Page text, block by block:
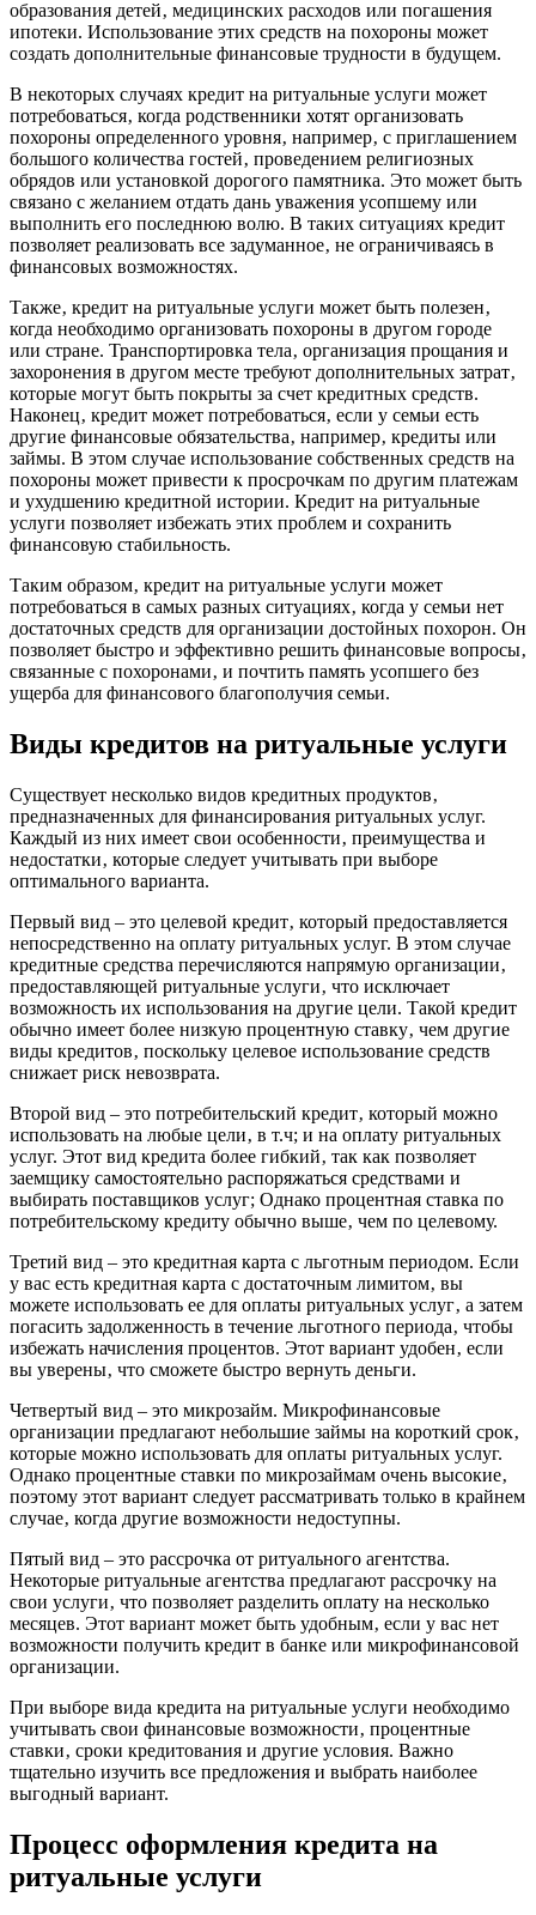
образования детей‚ медицинских расходов или погашения
ипотеки. Использование этих средств на похороны может
создать дополнительные финансовые трудности в будущем.
В некоторых случаях кредит на ритуальные услуги может
потребоваться‚ когда родственники хотят организовать
похороны определенного уровня‚ например‚ с приглашением
большого количества гостей‚ проведением религиозных
обрядов или установкой дорогого памятника. Это может быть
связано с желанием отдать дань уважения усопшему или
выполнить его последнюю волю. В таких ситуациях кредит
позволяет реализовать все задуманное‚ не ограничиваясь в
финансовых возможностях.
Также‚ кредит на ритуальные услуги может быть полезен‚
когда необходимо организовать похороны в другом городе
или стране. Транспортировка тела‚ организация прощания и
захоронения в другом месте требуют дополнительных затрат‚
которые могут быть покрыты за счет кредитных средств.
Наконец‚ кредит может потребоваться‚ если у семьи есть
другие финансовые обязательства‚ например‚ кредиты или
займы. В этом случае использование собственных средств на
похороны может привести к просрочкам по другим платежам
и ухудшению кредитной истории. Кредит на ритуальные
услуги позволяет избежать этих проблем и сохранить
финансовую стабильность.
Таким образом‚ кредит на ритуальные услуги может
потребоваться в самых разных ситуациях‚ когда у семьи нет
достаточных средств для организации достойных похорон. Он
позволяет быстро и эффективно решить финансовые вопросы‚
связанные с похоронами‚ и почтить память усопшего без
ущерба для финансового благополучия семьи.
Виды кредитов на ритуальные услуги
Существует несколько видов кредитных продуктов‚
предназначенных для финансирования ритуальных услуг.
Каждый из них имеет свои особенности‚ преимущества и
недостатки‚ которые следует учитывать при выборе
оптимального варианта.
Первый вид – это целевой кредит‚ который предоставляется
непосредственно на оплату ритуальных услуг. В этом случае
кредитные средства перечисляются напрямую организации‚
предоставляющей ритуальные услуги‚ что исключает
возможность их использования на другие цели. Такой кредит
обычно имеет более низкую процентную ставку‚ чем другие
виды кредитов‚ поскольку целевое использование средств
снижает риск невозврата.
Второй вид – это потребительский кредит‚ который можно
использовать на любые цели‚ в т.ч; и на оплату ритуальных
услуг. Этот вид кредита более гибкий‚ так как позволяет
заемщику самостоятельно распоряжаться средствами и
выбирать поставщиков услуг; Однако процентная ставка по
потребительскому кредиту обычно выше‚ чем по целевому.
Третий вид – это кредитная карта с льготным периодом. Если
у вас есть кредитная карта с достаточным лимитом‚ вы
можете использовать ее для оплаты ритуальных услуг‚ а затем
погасить задолженность в течение льготного периода‚ чтобы
избежать начисления процентов. Этот вариант удобен‚ если
вы уверены‚ что сможете быстро вернуть деньги.
Четвертый вид – это микрозайм. Микрофинансовые
организации предлагают небольшие займы на короткий срок‚
которые можно использовать для оплаты ритуальных услуг.
Однако процентные ставки по микрозаймам очень высокие‚
поэтому этот вариант следует рассматривать только в крайнем
случае‚ когда другие возможности недоступны.
Пятый вид – это рассрочка от ритуального агентства.
Некоторые ритуальные агентства предлагают рассрочку на
свои услуги‚ что позволяет разделить оплату на несколько
месяцев. Этот вариант может быть удобным‚ если у вас нет
возможности получить кредит в банке или микрофинансовой
организации.
При выборе вида кредита на ритуальные услуги необходимо
учитывать свои финансовые возможности‚ процентные
ставки‚ сроки кредитования и другие условия. Важно
тщательно изучить все предложения и выбрать наиболее
выгодный вариант.
Процесс оформления кредита на
ритуальные услуги